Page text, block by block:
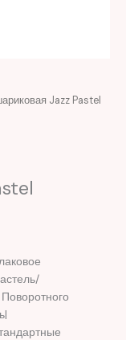
Jazz Pastel